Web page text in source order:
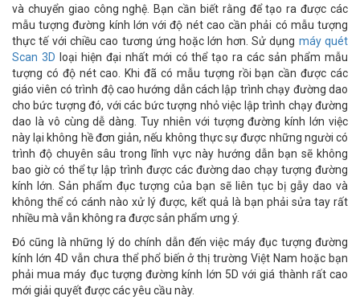
và chuyển giao công nghệ. Bạn cần biết rằng để tạo ra được các
mẫu tượng đường kính lớn với độ nét cao cần phải có mẫu tượng
thực tế với chiều cao tương ứng hoặc lớn hơn. Sử dụng máy quét
Scan 3D loại hiện đại nhất mới có thể tạo ra các sản phẩm mẫu
tượng có độ nét cao. Khi đã có mẫu tượng rồi bạn cần được các
giáo viên có trình độ cao hướng dẫn cách lập trình chạy đường dao
cho bức tượng đó, với các bức tượng nhỏ việc lập trình chạy đường
dao là vô cùng dễ dàng. Tuy nhiên với tượng đường kính lớn việc
này lại không hề đơn giản, nếu không thực sự được những người có
trình độ chuyên sâu trong lĩnh vực này hướng dẫn bạn sẽ không
bao giờ có thể tự lập trình được các đường dao chạy tượng đường
kính lớn. Sản phẩm đục tượng của bạn sẽ liên tục bị gẫy dao và
không thể có cánh nào xử lý được, kết quả là bạn phải sửa tay rất
nhiều mà vẫn không ra được sản phẩm ưng ý.
Đó cũng là những lý do chính dẫn đến việc máy đục tượng đường
kính lớn 4D vẫn chưa thể phổ biến ở thị trường Việt Nam hoặc bạn
phải mua máy đục tượng đường kính lớn 5D với giá thành rất cao
mới giải quyết được các yêu cầu này.